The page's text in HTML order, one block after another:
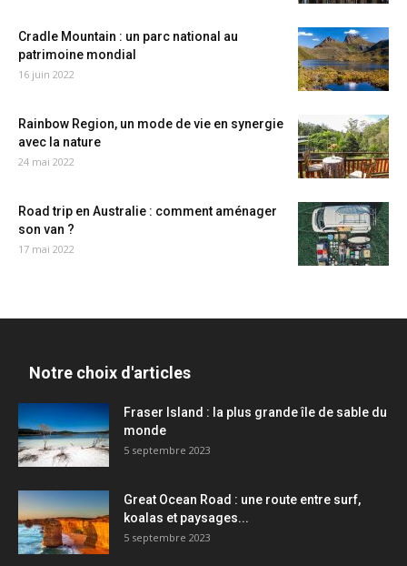
Cradle Mountain : un parc national au
patrimoine mondial
16 juin 2022
Rainbow Region, un mode de vie en synergie
avec la nature
24 mai 2022
Road trip en Australie : comment aménager
son van ?
17 mai 2022
Notre choix d'articles
Fraser Island : la plus grande île de sable du
monde
5 septembre 2023
Great Ocean Road : une route entre surf,
koalas et paysages...
5 septembre 2023